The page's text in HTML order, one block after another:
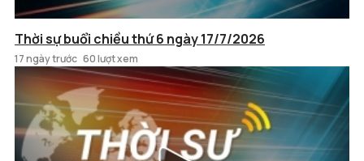
Thời sự buổi chiều thứ 6 ngày 17/7/2026
17 ngày trước 60 lượt xem